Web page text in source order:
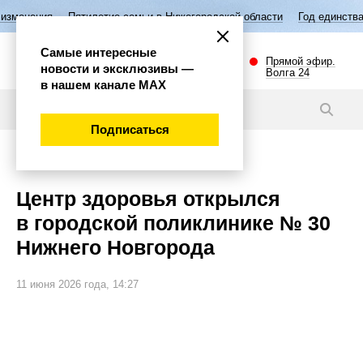
Пятилетие семьи в Нижегородской области Год единства народов
Прямой эфир.
Волга 24
Центр здоровья открылся
в городской поликлинике № 30
Нижнего Новгорода
11 июня 2026 года, 14:27
Самые интересные
новости и эксклюзивы —
в нашем канале МАХ
Подписаться